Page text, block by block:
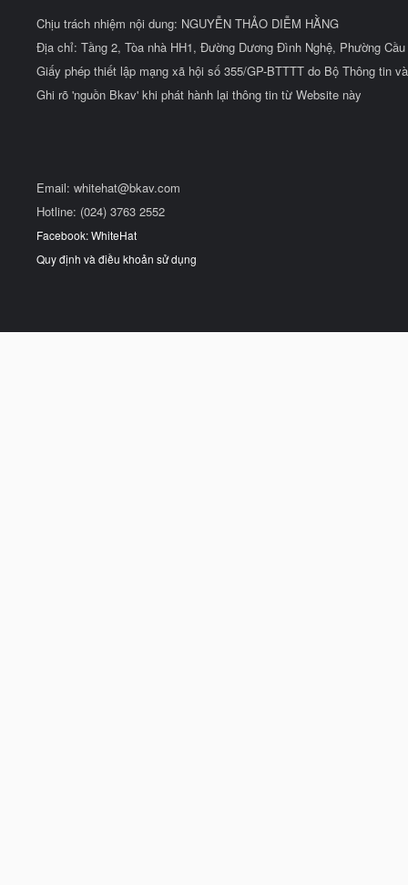
Chịu trách nhiệm nội dung: NGUYỄN THẢO DIỄM HẰNG
Địa chỉ: Tầng 2, Tòa nhà HH1, Đường Dương Đình Nghệ, Phường
Giấy phép thiết lập mạng xã hội số 355/GP-BTTTT do Bộ Thông tin
Ghi rõ 'nguồn Bkav' khi phát hành lại thông tin từ Website này
Email: whitehat@bkav.com
Hotline: (024) 3763 2552
Facebook: WhiteHat
Quy định và điều khoản sử dụng